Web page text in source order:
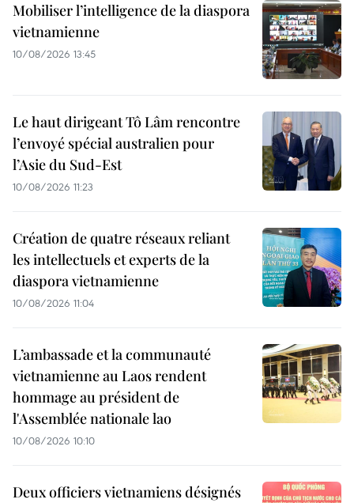
Mobiliser l’intelligence de la diaspora
vietnamienne
10/08/2026 13:45
Le haut dirigeant Tô Lâm rencontre
l’envoyé spécial australien pour
l’Asie du Sud-Est
10/08/2026 11:23
Création de quatre réseaux reliant
les intellectuels et experts de la
diaspora vietnamienne
10/08/2026 11:04
L’ambassade et la communauté
vietnamienne au Laos rendent
hommage au président de
l'Assemblée nationale lao
10/08/2026 10:10
Deux officiers vietnamiens désignés